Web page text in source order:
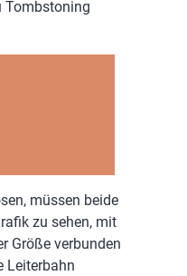
Tombstoning
müssen beide
zu sehen, mit
Größe verbunden
Leiterbahn